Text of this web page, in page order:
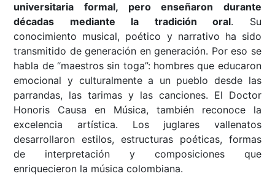
universitaria formal, pero enseñaron durante
décadas mediante la tradición oral. Su
conocimiento musical, poético y narrativo ha sido
transmitido de generación en generación. Por eso se
habla de “maestros sin toga”: hombres que educaron
emocional y culturalmente a un pueblo desde las
parrandas, las tarimas y las canciones. El Doctor
Honoris Causa en Música, también reconoce la
excelencia artística. Los juglares vallenatos
desarrollaron estilos, estructuras poéticas, formas
de interpretación y composiciones que
enriquecieron la música colombiana.